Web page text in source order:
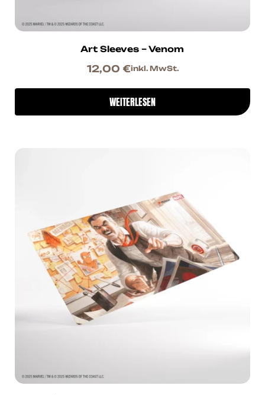
Art Sleeves – Venom
12,00 €inkl. MwSt.
WEITERLESEN